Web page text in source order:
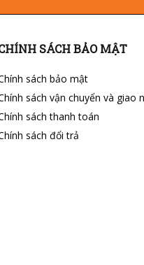
SÁCH BẢO MẬT
sách bảo mật
sách vận chuyển và giao
sách thanh toán
sách đổi trả